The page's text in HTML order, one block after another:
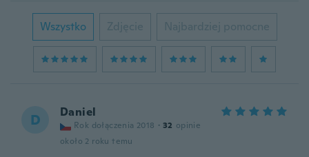
Wszystko Zdjęcie Najbardziej pomocne
D Daniel
Rok dołączenia 2018 · 32 opinie
około 2 roku temu